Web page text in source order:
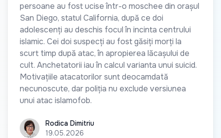
persoane au fost ucise într-o moschee din orașul
San Diego, statul California, după ce doi
adolescenți au deschis focul în incinta centrului
islamic. Cei doi suspecți au fost găsiți morți la
scurt timp după atac, în apropierea lăcașului de
cult. Anchetatorii iau în calcul varianta unui suicid.
Motivațiile atacatorilor sunt deocamdată
necunoscute, dar poliția nu exclude versiunea
unui atac islamofob.
Rodica Dimitriu
Rodica Dimitriu
19.05.2026